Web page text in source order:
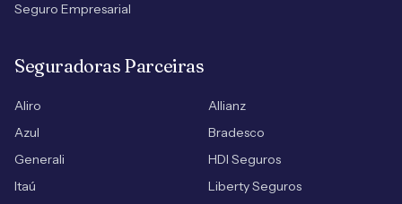
Seguro Empresarial
Seguradoras Parceiras
Aliro
Allianz
Azul
Bradesco
Generali
HDI Seguros
Itaú
Liberty Seguros